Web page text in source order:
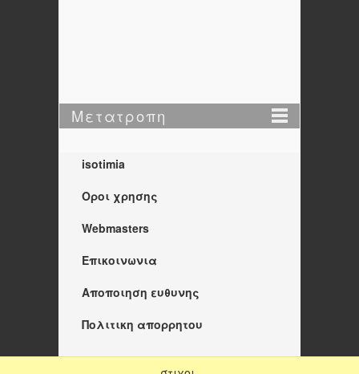
Μετατροπη
isotimia
Οροι χρησης
Webmasters
Επικοινωνια
Αποποιηση ευθυνης
Πολιτικη απορρητου